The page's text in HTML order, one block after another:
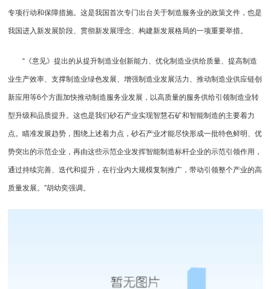
专项行动和保障措施。这是我国首次专门出台关于制造服务业的政策文件，也是
我国进入新发展阶段、贯彻新发展理念、构建新发展格局的一项重要举措。
“《意见》提出的从提升制造业创新能力、优化制造业供给质量、提高制造
业生产效率、支撑制造业绿色发展、增强制造业发展活力、推动制造业供应链创
新应用等6个方面加快推动制造服务业发展，以高质量的服务供给引领制造业转
型升级和品质提升。这也是我们砂石产业实现智慧石矿和智能制造的主要着力
点。瞄准发展趋势，围绕上述着力点，砂石产业才能尽快形成一批特色鲜明、优
势突出的示范企业，再由这些示范企业发挥智能制造标杆企业的示范引领作用，
通过持续完善、迭代和提升，在行业内大规模复制推广，带动引领整个产业的高
质量发展。”胡幼奕强调。